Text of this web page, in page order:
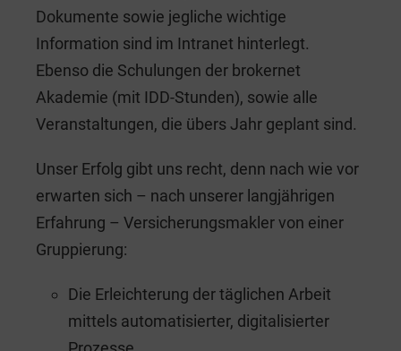
Dokumente sowie jegliche wichtige
Information sind im Intranet hinterlegt.
Ebenso die Schulungen der brokernet
Akademie (mit IDD-Stunden), sowie alle
Veranstaltungen, die übers Jahr geplant sind.
Unser Erfolg gibt uns recht, denn nach wie vor
erwarten sich – nach unserer langjährigen
Erfahrung – Versicherungsmakler von einer
Gruppierung:
Die Erleichterung der täglichen Arbeit
mittels automatisierter, digitalisierter